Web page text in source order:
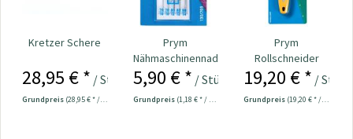
Kretzer Schere
28,95 € * / Stück
Grundpreis (28,95 € * / 1 Stück)
Prym
Nähmaschinennadeln
130/705 Jersey
5,90 € * / Stück
Grundpreis (1,18 € * / 1 Stück)
Prym
Rollschneider
"Mini" 28 mm Nr.
19,20 € * / Stück
Grundpreis (19,20 € * / 1 Stück)